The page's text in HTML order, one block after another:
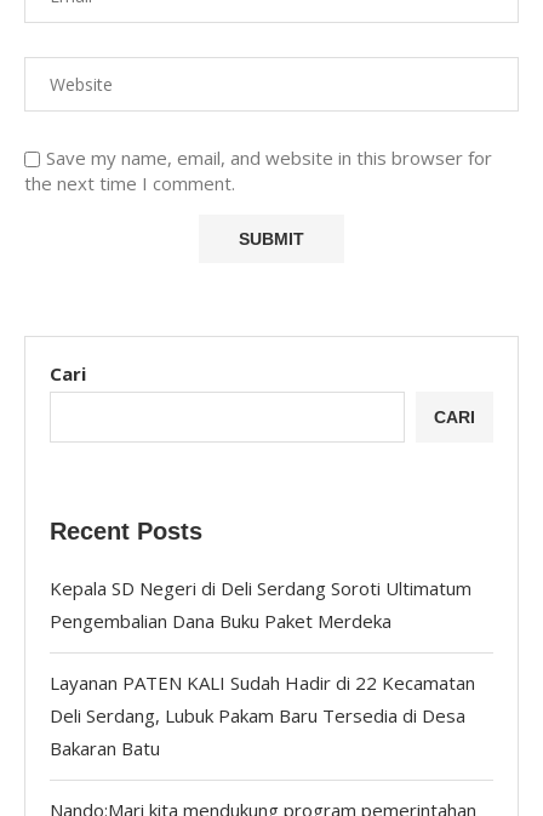
Save my name, email, and website in this browser for
the next time I comment.
Cari
CARI
Recent Posts
Kepala SD Negeri di Deli Serdang Soroti Ultimatum
Pengembalian Dana Buku Paket Merdeka
Layanan PATEN KALI Sudah Hadir di 22 Kecamatan
Deli Serdang, Lubuk Pakam Baru Tersedia di Desa
Bakaran Batu
Nando:Mari kita mendukung program pemerintahan